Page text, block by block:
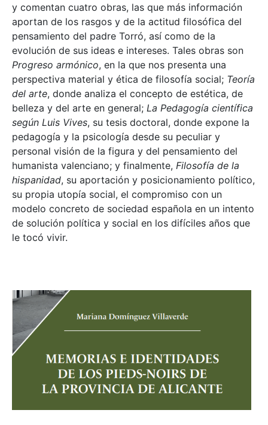
y comentan cuatro obras, las que más información
aportan de los rasgos y de la actitud filosófica del
pensamiento del padre Torró, así como de la
evolución de sus ideas e intereses. Tales obras son
Progreso armónico, en la que nos presenta una
perspectiva material y ética de filosofía social; Teoría
del arte, donde analiza el concepto de estética, de
belleza y del arte en general; La Pedagogía científica
según Luis Vives, su tesis doctoral, donde expone la
pedagogía y la psicología desde su peculiar y
personal visión de la figura y del pensamiento del
humanista valenciano; y finalmente, Filosofía de la
hispanidad, su aportación y posicionamiento político,
su propia utopía social, el compromiso con un
modelo concreto de sociedad española en un intento
de solución política y social en los difíciles años que
le tocó vivir.